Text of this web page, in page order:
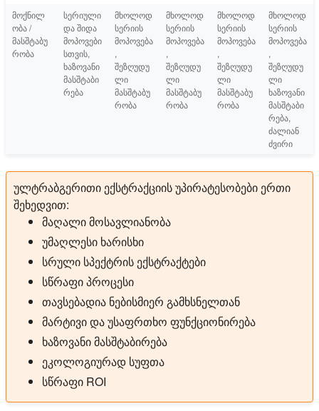
მოქნილ
ობა /
მასშტაბუ
რობა
სერიული
და შიდა
მოპოვები
სთვის,
ხაზოვანი
მასშტაბი
რება
მხოლოდ
სერიის
მოპოვება
,
შეზღუდუ
ლი
მასშტაბუ
რობა
მხოლოდ
სერიის
მოპოვება
,
შეზღუდუ
ლი
მასშტაბუ
რობა
მხოლოდ
სერიის
მოპოვება
,
შეზღუდუ
ლი
მასშტაბუ
რობა
მხოლოდ
სერიის
მოპოვება
,
შეზღუდუ
ლი
ხაზოვანი
მასშტაბი
რება,
ძალიან
ძვირი
ულტრაბგერითი ექსტრაქციის უპირატესობები ერთი
შეხედვით:
მაღალი მოსავლიანობა
უმაღლესი ხარისხი
სრული სპექტრის ექსტრაქტები
სწრაფი პროცესი
თავსებადია ნებისმიერ გამხსნელთან
მარტივი და უსაფრთხო ფუნქციონირება
ხაზოვანი მასშტაბირება
ეკოლოგიურად სუფთა
სწრაფი ROI